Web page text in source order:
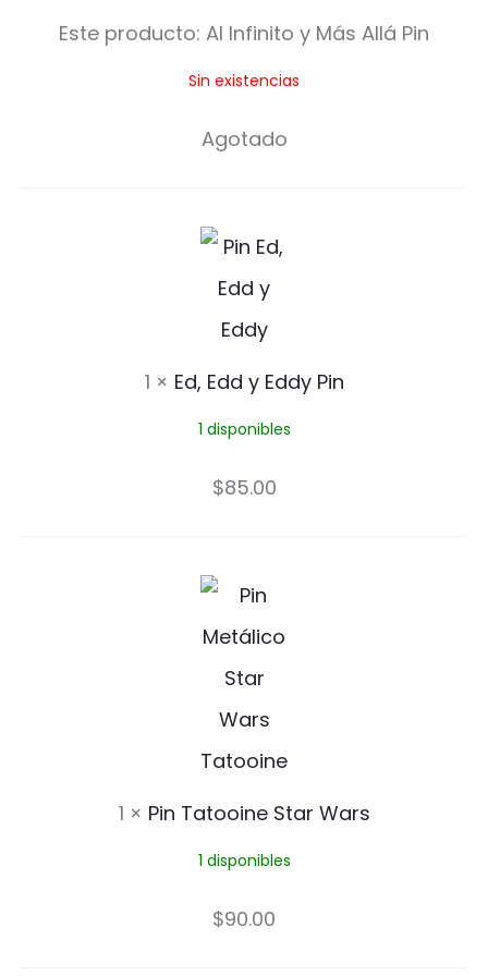
n
i
y
M
á
s
A
P
i
n
Este producto: Al Infinito y Más Allá Pin
Sin existencias
Agotado
E
d
,
d
d
y
d
y
P
i
n
1 × Ed, Edd y Eddy Pin
1 disponibles
$85.00
P
i
n
T
a
o
i
1 × Pin Tatooine Star Wars
1 disponibles
$90.00